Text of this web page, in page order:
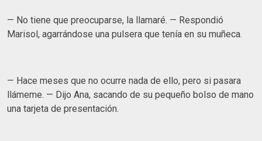
— No tiene que preocuparse, la llamaré. — Respondió
Marisol, agarrándose una pulsera que tenía en su muñeca.
— Hace meses que no ocurre nada de ello, pero si pasara
llámeme. — Dijo Ana, sacando de su pequeño bolso de mano
una tarjeta de presentación.